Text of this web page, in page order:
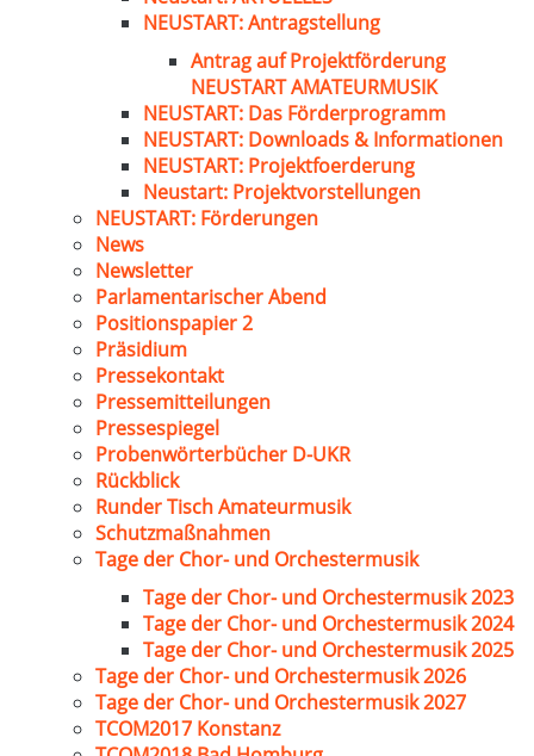
NEUSTART: Antragstellung
Antrag auf Projektförderung
NEUSTART AMATEURMUSIK
NEUSTART: Das Förderprogramm
NEUSTART: Downloads & Informationen
NEUSTART: Projektfoerderung
Neustart: Projektvorstellungen
NEUSTART: Förderungen
News
Newsletter
Parlamentarischer Abend
Positionspapier 2
Präsidium
Pressekontakt
Pressemitteilungen
Pressespiegel
Probenwörterbücher D-UKR
Rückblick
Runder Tisch Amateurmusik
Schutzmaßnahmen
Tage der Chor- und Orchestermusik
Tage der Chor- und Orchestermusik 2023
Tage der Chor- und Orchestermusik 2024
Tage der Chor- und Orchestermusik 2025
Tage der Chor- und Orchestermusik 2026
Tage der Chor- und Orchestermusik 2027
TCOM2017 Konstanz